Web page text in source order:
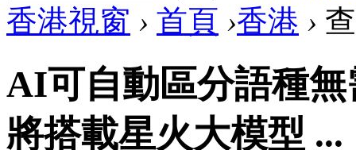
香港視窗 › 首頁 ›香港 ›
AI可自動區分語種
將搭載星火大模型 ...